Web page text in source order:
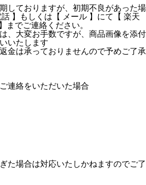
しておりますが、初期不良があった場
】もしくは【 メール 】にて【 楽天
までご連絡ください。
、大変お手数ですが、商品画像を添付
いたします
金は承っておりませんので予めご了承
連絡をいただいた場合
た場合は対応いたしかねますのでご了